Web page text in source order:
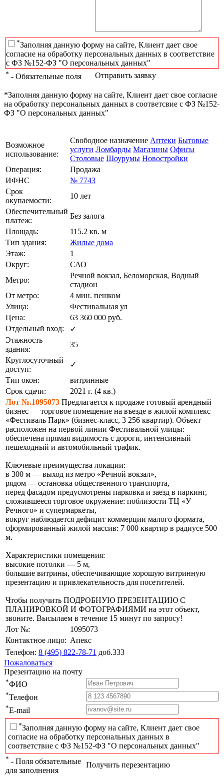
*Заполняя данную форму на сайте, Клиент дает свое
согласие на обработку персональных данных в соответствие
с ФЗ №152-ФЗ "О персональных данных"
* - Обязательные поля Отправить заявку
*Заполняя данную форму на сайте, Клиент дает свое согласие
на обработку персональных данных в соответсвие с ФЗ №152-
ФЗ "О персональных данных"
Возможное
использование:
Свободное назначение Аптеки Бытовые
услуги Ломбарды Магазины Офисы
Столовые Шоурумы Новостройки
Операция:
Продажа
ИФНС
№ 7743
Срок
окупаемости:
10 лет
Обеспечительный
платеж:
Без залога
Площадь:
115.2 кв. м
Тип здания:
Жилые дома
Этаж:
1
Округ:
САО
Метро:
Речной вокзал, Беломорская, Водный
стадион
От метро:
4 мин. пешком
Улица:
Фестивальная ул
Цена:
63 360 000 руб.
Отдельный вход:
✓
Этажность
здания:
35
Круглосуточный
доступ:
✓
Тип окон:
витринные
Срок сдачи:
2021 г. (4 кв.)
Лот №.1095073 Предлагается к продаже готовый арендный
бизнес — торговое помещение на въезде в жилой комплекс
«Фестиваль Парк» (бизнес‑класс, 3 256 квартир). Объект
расположен на первой линии Фестивальной улицы:
обеспечена прямая видимость с дороги, интенсивный
пешеходный и автомобильный трафик.
Ключевые преимущества локации:
в 300 м — выход из метро «Речной вокзал»,
рядом — остановка общественного транспорта,
перед фасадом предусмотрены парковка и заезд в паркинг,
сложившееся торговое окружение: поблизости ТЦ «У
Речного» и супермаркеты,
вокруг наблюдается дефицит коммерции малого формата,
сформированный жилой массив: 7 000 квартир в радиусе 500
м.
Характеристики помещения:
высокие потолки — 5 м,
большие витрины, обеспечивающие хорошую витринную
презентацию и привлекательность для посетителей.
Чтобы получить ПОДРОБНУЮ ПРЕЗЕНТАЦИЮ С
ПЛАНИРОВКОЙ И ФОТОГРАФИЯМИ на этот объект,
звоните. Высылаем в течение 15 минут по запросу!
Лот №:
1095073
Контактное лицо: Апекс
Телефон: 8 (495) 822-78-71 доб.333
Пожаловаться
Презентацию на почту
*ФИО
*Телефон
*E-mail
*Заполняя данную форму на сайте, Клиент дает свое
согласие на обработку персональных данных в
соответствие с ФЗ №152-ФЗ "О персональных данных"
* - Поля обязательные
для заполнения
Получить перезентацию